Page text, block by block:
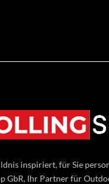
inspiriert, für Sie
GbR, Ihr Partner für